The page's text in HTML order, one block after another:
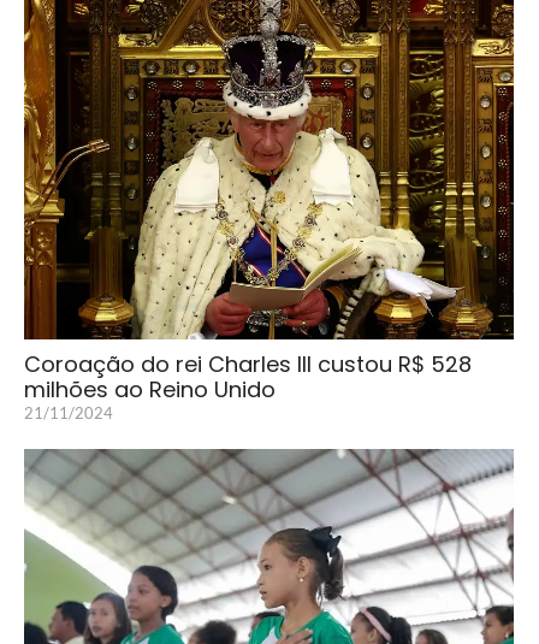
Coroação do rei Charles III custou R$ 528
milhões ao Reino Unido
21/11/2024